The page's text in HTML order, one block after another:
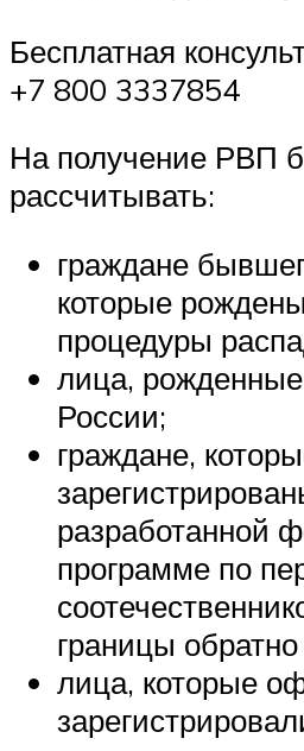
Бесплатная
+7 800 3337854
На получение РВП
рассчитывать:
граждане
которые
процедуры
лица,
России;
граждане,
разработанной
программе по
границы
лица, которые